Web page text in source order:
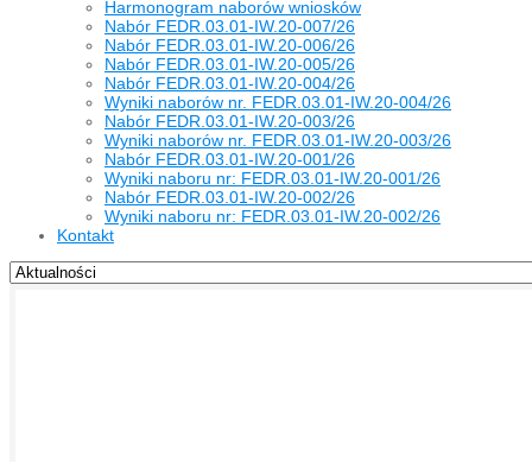
Harmonogram naborów wniosków
Nabór FEDR.03.01-IW.20-007/26
Nabór FEDR.03.01-IW.20-006/26
Nabór FEDR.03.01-IW.20-005/26
Nabór FEDR.03.01-IW.20-004/26
Wyniki naborów nr. FEDR.03.01-IW.20-004/26
Nabór FEDR.03.01-IW.20-003/26
Wyniki naborów nr. FEDR.03.01-IW.20-003/26
Nabór FEDR.03.01-IW.20-001/26
Wyniki naboru nr: FEDR.03.01-IW.20-001/26
Nabór FEDR.03.01-IW.20-002/26
Wyniki naboru nr: FEDR.03.01-IW.20-002/26
Kontakt